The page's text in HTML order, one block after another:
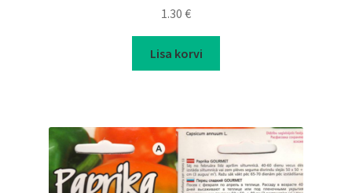
1.30 €
Lisa korvi